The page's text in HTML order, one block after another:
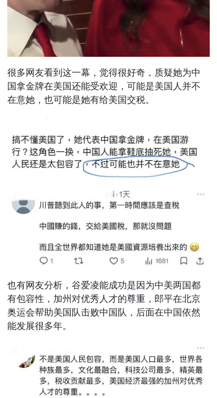
很多网友看到这一幕，觉得很好奇，质疑她为中
国拿金牌在美国还能受欢迎，可能是美国人并不
在意她，也可能是她有给美国交税。
也有网友分析，谷爱凌能成功是因为中美两国都
有包容性，加州对优秀人才的尊重，郎平在北京
奥运会帮助美国队击败中国队，后面在中国依然
能发展很多年。